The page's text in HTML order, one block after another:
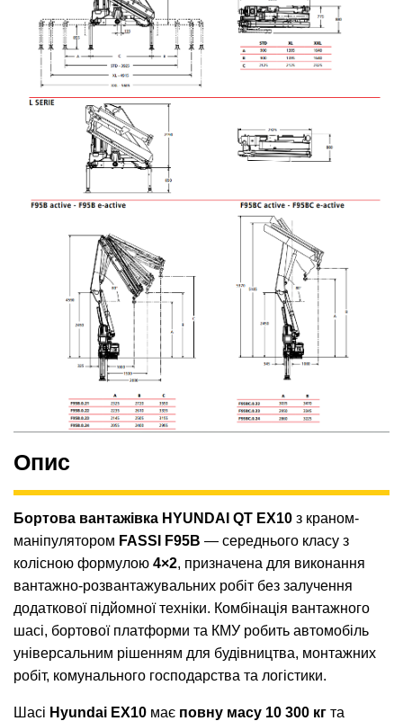
Опис
Бортова вантажівка HYUNDAI QT EX10 з краном-
маніпулятором FASSI F95B — середнього класу з
колісною формулою 4×2, призначена для виконання
вантажно-розвантажувальних робіт без залучення
додаткової підйомної техніки. Комбінація вантажного
шасі, бортової платформи та КМУ робить автомобіль
універсальним рішенням для будівництва, монтажних
робіт, комунального господарства та логістики.
Шасі Hyundai EX10 має повну масу 10 300 кг та